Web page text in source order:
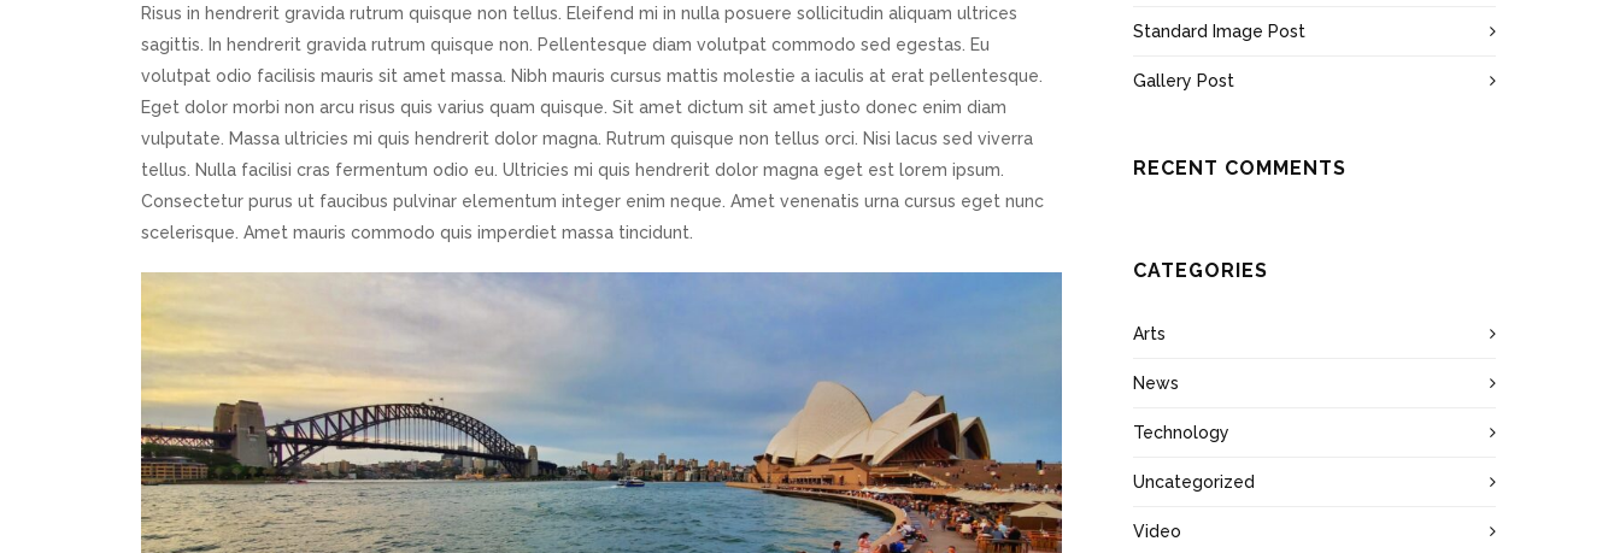
Risus in hendrerit gravida rutrum quisque non tellus. Eleifend mi in nulla posuere sollicitudin aliquam ultrices
sagittis. In hendrerit gravida rutrum quisque non. Pellentesque diam volutpat commodo sed egestas. Eu
volutpat odio facilisis mauris sit amet massa. Nibh mauris cursus mattis molestie a iaculis at erat pellentesque.
Eget dolor morbi non arcu risus quis varius quam quisque. Sit amet dictum sit amet justo donec enim diam
vulputate. Massa ultricies mi quis hendrerit dolor magna. Rutrum quisque non tellus orci. Nisi lacus sed viverra
tellus. Nulla facilisi cras fermentum odio eu. Ultricies mi quis hendrerit dolor magna eget est lorem ipsum.
Consectetur purus ut faucibus pulvinar elementum integer enim neque. Amet venenatis urna cursus eget nunc
scelerisque. Amet mauris commodo quis imperdiet massa tincidunt.
Standard Image Post
Gallery Post
RECENT COMMENTS
CATEGORIES
Arts
News
Technology
Uncategorized
Video